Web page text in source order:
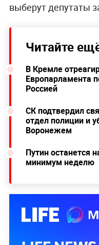
выберут депутаты
Читайте
В Кремле
Европарламента
Россией
СК подтвердил
отдел полиции и
Воронежем
Путин останется
минимум неделю